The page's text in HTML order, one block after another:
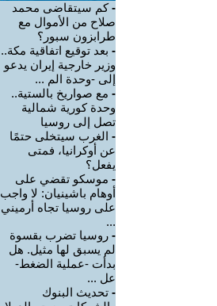
-كم سيتقاضى محمد
صلاح من الأموال مع
طرابزون سبور؟
- بعد توقيع اتفاقية مكة..
وزير خارجية إيران يدعو
إلى -وحدة الم ...
- مع صواريخ بالستية..
وحدة كورية شمالية
تصل إلى روسيا
- الغرب سيتخلى حتمًا
عن أوكرانيا، فمتى
يفعل؟
- موسكو تقضي على
أوهام باشينيان: لا واجب
على روسيا تجاه أرميني
...
- روسيا تضرب بقسوة
لم يسبق لها مثيل. هل
بدأت -عملية الضغط-
عل ...
- تحديث البنوك